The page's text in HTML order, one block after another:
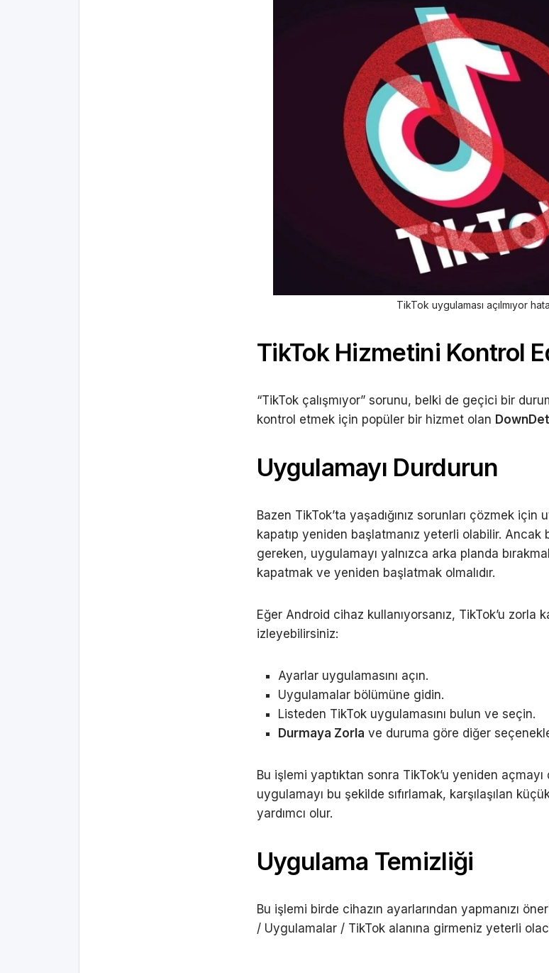
TikTok uygulaması açılmıyor
TikTok Hizmetini Kontrol
“TikTok çalışmıyor” sorunu, belki de geçici bir
kontrol etmek için popüler bir hizmet olan
Uygulamayı Durdurun
Bazen TikTok’ta yaşadığınız sorunları çözmek için
kapatıp yeniden başlatmanız yeterli olabilir. Ancak
gereken, uygulamayı yalnızca arka planda
kapatmak ve yeniden başlatmak olmalıdır.
Eğer Android cihaz kullanıyorsanız, TikTok’u zorla
izleyebilirsiniz:
Ayarlar uygulamasını açın.
Uygulamalar bölümüne gidin.
Listeden TikTok uygulamasını bulun ve seçin.
Durmaya Zorla ve duruma göre diğer
Bu işlemi yaptıktan sonra TikTok’u yeniden
uygulamayı bu şekilde sıfırlamak, karşılaşılan
yardımcı olur.
Uygulama Temizliği
Bu işlemi birde cihazın ayarlarından yapmanızı
/ Uygulamalar / TikTok alanına girmeniz yeterli